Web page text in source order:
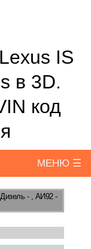
IS
в 3D.
код
МЕНЮ ☰
- , АИ92 -